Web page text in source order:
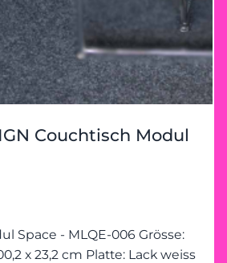
Couchtisch Modul
cm Platte: Lack weiss